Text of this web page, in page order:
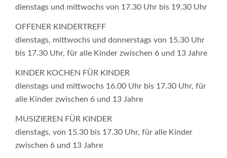
dienstags und mittwochs von 17.30 Uhr bis 19.30 Uhr
OFFENER KINDERTREFF
dienstags, mittwochs und donnerstags von 15.30 Uhr
bis 17.30 Uhr, für alle Kinder zwischen 6 und 13 Jahre
KINDER KOCHEN FÜR KINDER
dienstags und mittwochs 16.00 Uhr bis 17.30 Uhr, für
alle Kinder zwischen 6 und 13 Jahre
MUSIZIEREN FÜR KINDER
dienstags, von 15.30 bis 17.30 Uhr, für alle Kinder
zwischen 6 und 13 Jahre